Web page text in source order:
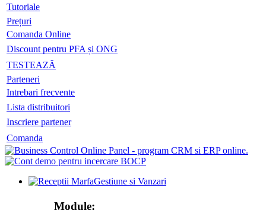
Tutoriale
Prețuri
Comanda Online
Discount pentru PFA și ONG
TESTEAZĂ
Parteneri
Intrebari frecvente
Lista distribuitori
Inscriere partener
Comanda
Gestiune si Vanzari
Module: